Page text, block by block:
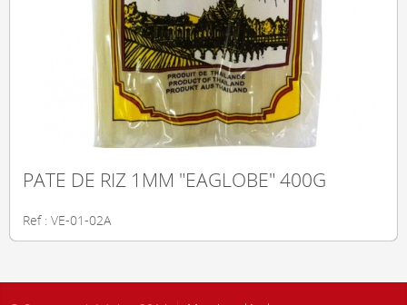
PATE DE RIZ 1MM "EAGLOBE" 400G
Ref : VE-01-02A